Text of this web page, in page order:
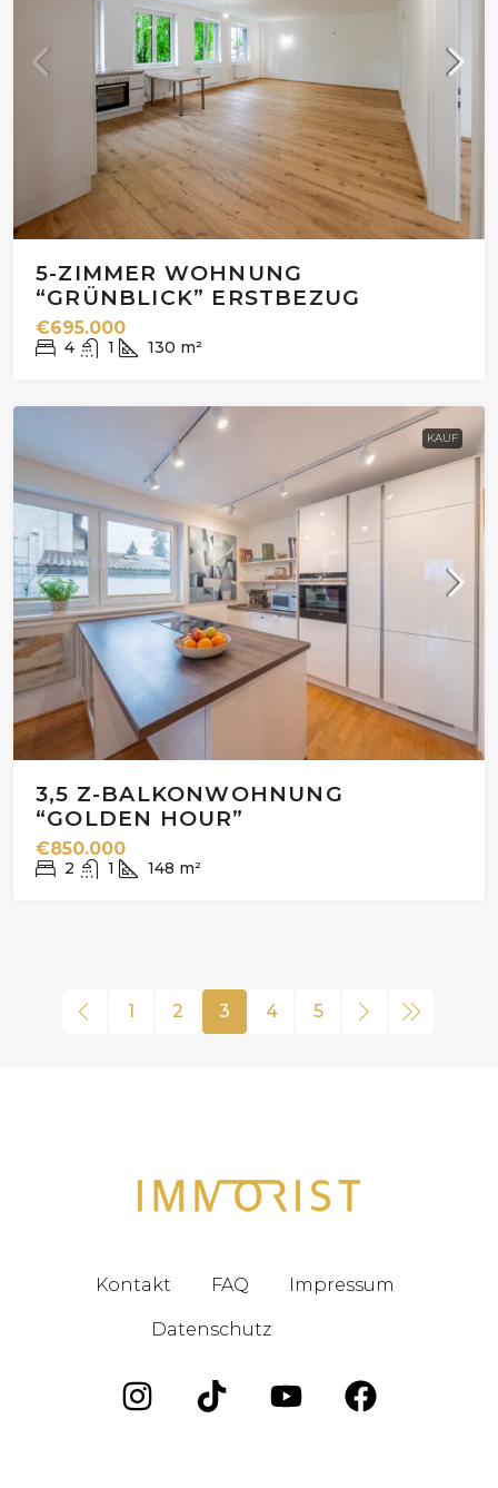
5-ZIMMER WOHNUNG
“GRÜNBLICK” ERSTBEZUG
€695.000
4 1 130 m²
KAUF
3,5 Z-BALKONWOHNUNG
“GOLDEN HOUR”
€850.000
2 1 148 m²
1 2 3 4 5
Kontakt FAQ Impressum
Datenschutz